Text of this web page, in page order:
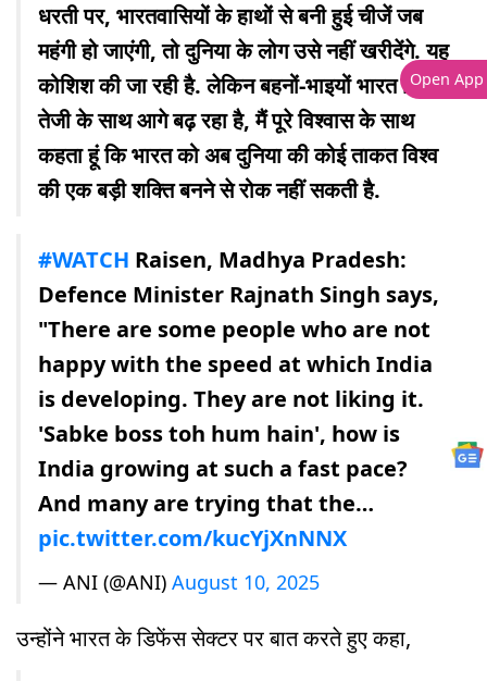
धरती पर, भारतवासियों के हाथों से बनी हुई चीजें जब
महंगी हो जाएंगी, तो दुनिया के लोग उसे नहीं खरीदेंगे. यह
कोशिश की जा रही है. लेकिन बहनों-भाइयों भारत जितनी
तेजी के साथ आगे बढ़ रहा है, मैं पूरे विश्वास के साथ
कहता हूं कि भारत को अब दुनिया की कोई ताकत विश्व
की एक बड़ी शक्ति बनने से रोक नहीं सकती है.
#WATCH Raisen, Madhya Pradesh:
Defence Minister Rajnath Singh says,
"There are some people who are not
happy with the speed at which India
is developing. They are not liking it.
'Sabke boss toh hum hain', how is
India growing at such a fast pace?
And many are trying that the…
pic.twitter.com/kucYjXnNNX
— ANI (@ANI) August 10, 2025
उन्होंने भारत के डिफेंस सेक्टर पर बात करते हुए कहा,
Open App